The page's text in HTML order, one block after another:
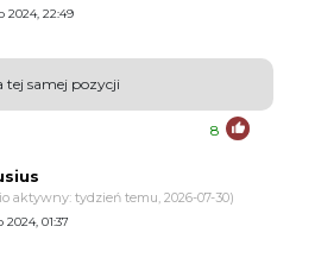
2024, 22:49
samej pozycji
8
aktywny: tydzień temu, 2026-07-30)
01:37